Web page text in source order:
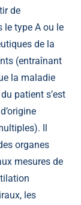
de
le type A ou le
de la
(entraînant
la maladie
patient s’est
Il
organes
mesures de
les